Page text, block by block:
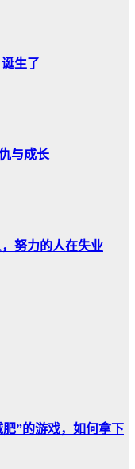
生了
与成长
努力的人在失业
肥”的游戏，如何拿下